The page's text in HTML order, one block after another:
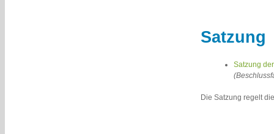
Satzung
Satzung
Die Satzung regelt